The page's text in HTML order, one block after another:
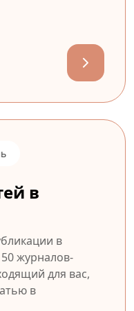
в
в
журналов-
для вас,
в